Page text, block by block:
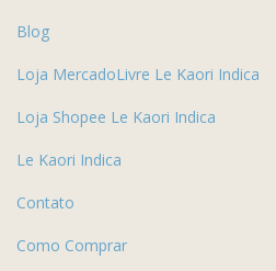
Blog
Loja MercadoLivre Le Kaori Indica
Loja Shopee Le Kaori Indica
Le Kaori Indica
Contato
Como Comprar